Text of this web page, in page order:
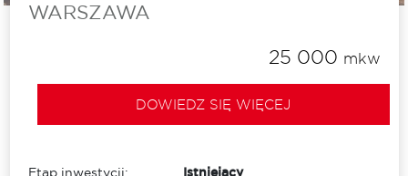
WARSZAWA
25 000 mkw
DOWIEDZ SIĘ WIĘCEJ
Etap inwestycji:
Istniejący